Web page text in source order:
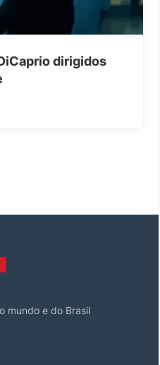
dirigidos
mundo e do Brasil